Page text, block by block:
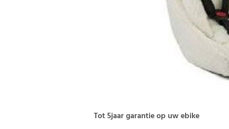
Tot 5jaar garantie op uw ebike